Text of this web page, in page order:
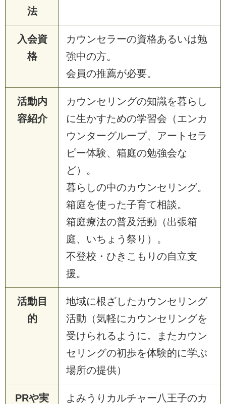
法
入会資
格
カウンセラーの資格あるいは勉
強中の方。
会員の推薦が必要。
活動内
容紹介
カウンセリングの知識を暮らし
に生かすための学習会（エンカ
ウンターグループ、アートセラ
ピー体験、箱庭の勉強会な
ど）。
暮らしの中のカウンセリング。
箱庭を使った子育て相談。
箱庭療法の普及活動（出張箱
庭、いちょう祭り）。
不登校・ひきこもりの自立支
援。
活動目
的
地域に根ざしたカウンセリング
活動（気軽にカウンセリングを
受けられるように。またカウン
セリングの初歩を体験的に学ぶ
場所の提供）
PRや実
よみうりカルチャー八王子のカ